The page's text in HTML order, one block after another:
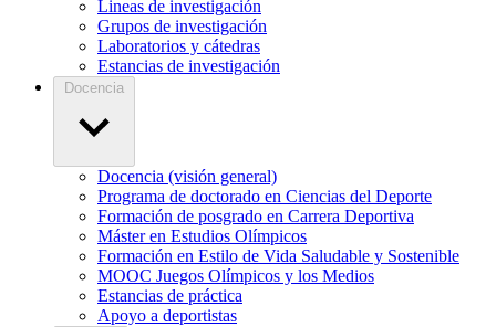
Lineas de investigación
Grupos de investigación
Laboratorios y cátedras
Estancias de investigación
Docencia
Docencia (visión general)
Programa de doctorado en Ciencias del Deporte
Formación de posgrado en Carrera Deportiva
Máster en Estudios Olímpicos
Formación en Estilo de Vida Saludable y Sostenible
MOOC Juegos Olímpicos y los Medios
Estancias de práctica
Apoyo a deportistas